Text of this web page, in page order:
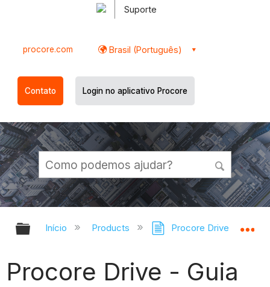
Suporte
procore.com Brasil (Português)
Contato Login no aplicativo Procore
Expandir/recolher hierarquia
Início Products Procore Drive
Procore Drive - Guia